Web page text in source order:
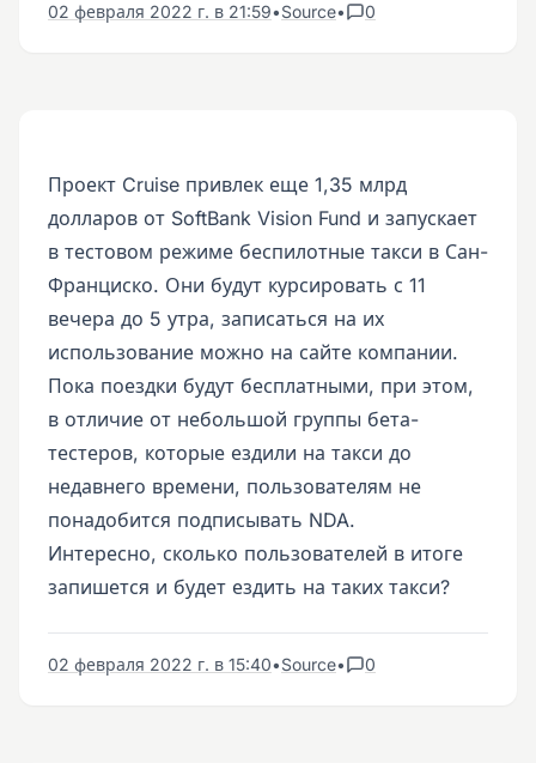
02 февраля 2022 г. в 21:59•Source• 0
Проект Cruise привлек еще 1,35 млрд
долларов от SoftBank Vision Fund и запускает
в тестовом режиме беспилотные такси в Сан-
Франциско. Они будут курсировать с 11
вечера до 5 утра, записаться на их
использование можно на сайте компании.
Пока поездки будут бесплатными, при этом,
в отличие от небольшой группы бета-
тестеров, которые ездили на такси до
недавнего времени, пользователям не
понадобится подписывать NDA.
Интересно, сколько пользователей в итоге
запишется и будет ездить на таких такси?
02 февраля 2022 г. в 15:40•Source• 0